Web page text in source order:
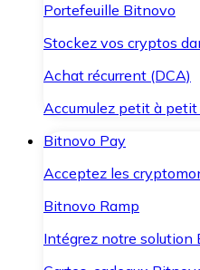
Portefeuille Bitnovo
Stockez vos cryptos
Achat récurrent (DCA)
Accumulez petit à petit
Bitnovo Pay
Acceptez les
Bitnovo Ramp
Intégrez notre